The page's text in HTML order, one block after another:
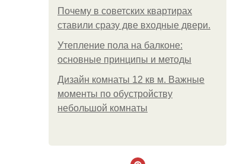
Почему в советских квартирах
ставили сразу две входные двери.
Утепление пола на балконе:
основные принципы и методы
Дизайн комнаты 12 кв м. Важные
моменты по обустройству
небольшой комнаты